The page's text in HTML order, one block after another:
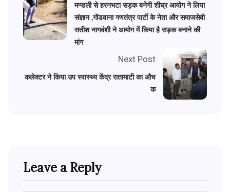
मण्डली से हरनभटा सड़क बनेगी शीघ्र आयोग ने लिया
संज्ञान ,गोंडवाना गणतंत्र पार्टी के नेता और समाजसेवी
सतीश नागवंशी ने आयोग में किया है सड़क बनाने की
मांग
Next Post
कलेक्टर ने किया उप स्वास्थ्य केंद्र रातामाटी का औच
क
Leave a Reply